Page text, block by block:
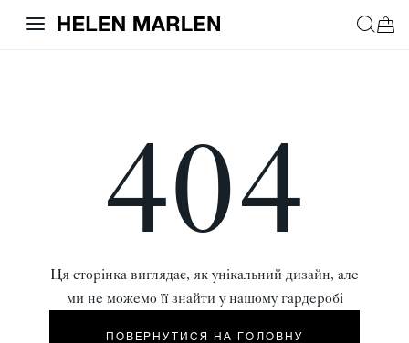
404
Ця сторінка виглядає, як унікальний дизайн, але
ми не можемо її знайти у нашому гардеробі
ПОВЕРНУТИСЯ НА ГОЛОВНУ